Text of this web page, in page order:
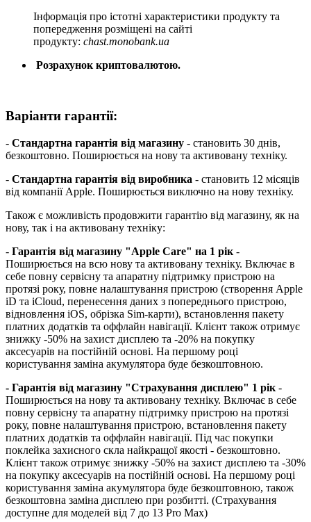
Інформація про істотні характеристики продукту та
попередження розміщені на сайті
продукту: chast.monobank.ua
Розрахунок криптовалютою.
Варіанти гарантії:
- Стандартна гарантія від магазину - становить 30 днів,
безкоштовно. Поширюється на нову та активовану техніку.
- Стандартна гарантія від виробника - становить 12 місяців
від компанії Apple. Поширюється виключно на нову техніку.
Також є можливість продовжити гарантію від магазину, як на
нову, так і на активовану техніку:
- Гарантія від магазину "Apple Care" на 1 рік -
Поширюється на всю нову та активовану техніку. Включає в
себе повну сервісну та апаратну підтримку пристрою на
протязі року, повне налаштування пристрою (створення Apple
iD та iCloud, перенесення даних з попереднього пристрою,
відновлення іOS, обрізка Sim-карти), встановлення пакету
платних додатків та оффлайн навігації. Клієнт також отримує
знижку -50% на захист дисплею та -20% на покупку
аксесуарів на постійній основі. На першому році
користування заміна акумулятора буде безкоштовною.
- Гарантія від магазину "Страхування дисплею" 1 рік -
Поширюється на нову та активовану техніку. Включає в себе
повну сервісну та апаратну підтримку пристрою на протязі
року, повне налаштування пристрою, встановлення пакету
платних додатків та оффлайн навігації. Під час покупки
поклейка захисного скла найкращої якості - безкоштовно.
Клієнт також отримує знижку -50% на захист дисплею та -30%
на покупку аксесуарів на постійній основі. На першому році
користування заміна акумулятора буде безкоштовною, також
безкоштовна заміна дисплею при розбитті. (Страхування
доступне для моделей від 7 до 13 Pro Max)